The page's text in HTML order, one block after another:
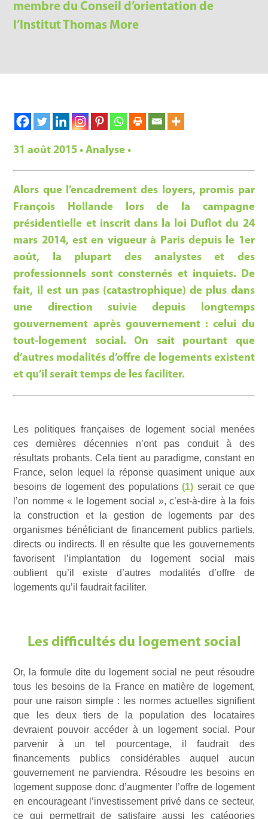
membre du Conseil d’orientation de
l’Institut Thomas More
31 août 2015 • Analyse •
Alors que l’encadrement des loyers, promis par
François Hollande lors de la campagne
présidentielle et inscrit dans la loi Duflot du 24
mars 2014, est en vigueur à Paris depuis le 1er
août, la plupart des analystes et des
professionnels sont consternés et inquiets. De
fait, il est un pas (catastrophique) de plus dans
une direction suivie depuis longtemps
gouvernement après gouvernement : celui du
tout-logement social. On sait pourtant que
d’autres modalités d’offre de logements existent
et qu’il serait temps de les faciliter.
Les politiques françaises de logement social menées
ces dernières décennies n’ont pas conduit à des
résultats probants. Cela tient au paradigme, constant en
France, selon lequel la réponse quasiment unique aux
besoins de logement des populations(1) serait ce que
l’on nomme « le logement social », c’est-à-dire à la fois
la construction et la gestion de logements par des
organismes bénéficiant de financement publics partiels,
directs ou indirects. Il en résulte que les gouvernements
favorisent l’implantation du logement social mais
oublient qu’il existe d’autres modalités d’offre de
logements qu’il faudrait faciliter.
Les difficultés du logement social
Or, la formule dite du logement social ne peut résoudre
tous les besoins de la France en matière de logement,
pour une raison simple : les normes actuelles signifient
que les deux tiers de la population des locataires
devraient pouvoir accéder à un logement social. Pour
parvenir à un tel pourcentage, il faudrait des
financements publics considérables auquel aucun
gouvernement ne parviendra. Résoudre les besoins en
logement suppose donc d’augmenter l’offre de logement
en encourageant l’investissement privé dans ce secteur,
ce qui permettrait de satisfaire aussi les catégories